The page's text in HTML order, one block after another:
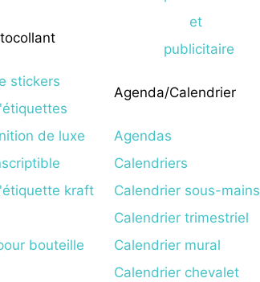
stickers
de luxe
kraft
bouteille
Agenda/Calendrier
Agendas
Calendriers
Calendrier sous-mains
Calendrier trimestriel
Calendrier mural
Calendrier chevalet